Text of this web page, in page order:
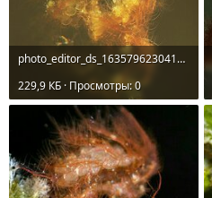
photo_editor_ds_1635796230412.jpg
229,9 КБ · Просмотры: 0